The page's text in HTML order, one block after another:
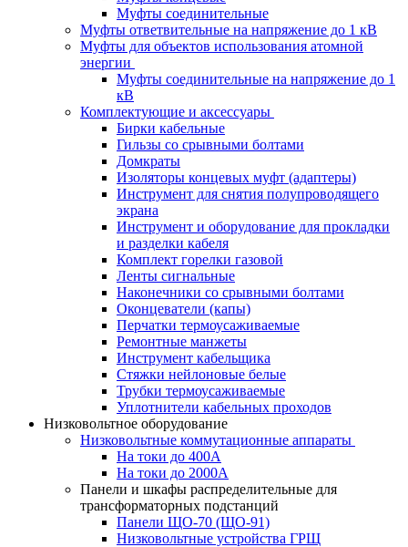
Муфты соединительные
Муфты ответвительные на напряжение до 1 кВ
Муфты для объектов использования атомной
энергии
Муфты соединительные на напряжение до 1
кВ
Комплектующие и аксессуары
Бирки кабельные
Гильзы со срывными болтами
Домкраты
Изоляторы концевых муфт (адаптеры)
Инструмент для снятия полупроводящего
экрана
Инструмент и оборудование для прокладки
и разделки кабеля
Комплект горелки газовой
Ленты сигнальные
Наконечники со срывными болтами
Оконцеватели (капы)
Перчатки термоусаживаемые
Ремонтные манжеты
Инструмент кабельщика
Стяжки нейлоновые белые
Трубки термоусаживаемые
Уплотнители кабельных проходов
Низковольтное оборудование
Низковольтные коммутационные аппараты
На токи до 400А
На токи до 2000А
Панели и шкафы распределительные для
трансформаторных подстанций
Панели ЩО-70 (ЩО-91)
Низковольтные устройства ГРЩ